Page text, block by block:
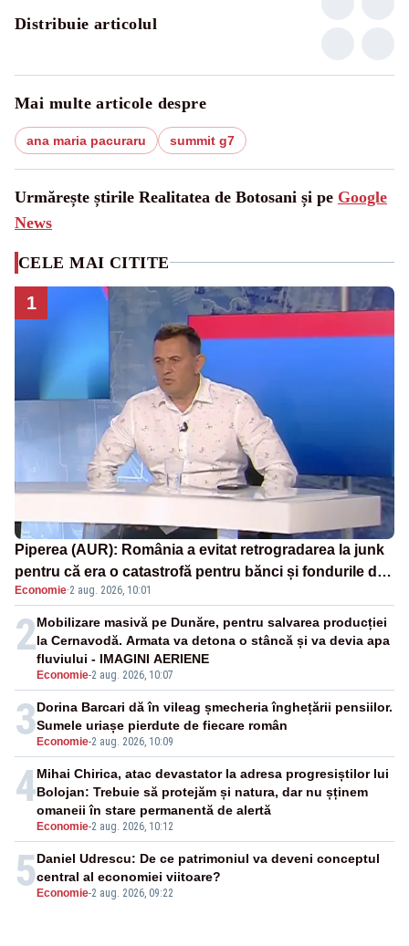
Distribuie articolul
Mai multe articole despre
ana maria pacuraru summit g7
Urmărește știrile Realitatea de Botosani și pe Google
News
CELE MAI CITITE
1
Piperea (AUR): România a evitat retrogradarea la junk
pentru că era o catastrofă pentru bănci și fondurile de
pensii
Economie·2 aug. 2026, 10:01
2
Economie-2 aug. 2026, 10:07
Mobilizare masivă pe Dunăre, pentru salvarea producției
la Cernavodă. Armata va detona o stâncă și va devia apa
fluviului - IMAGINI AERIENE
3 Economie-2 aug. 2026, 10:09
Dorina Barcari dă în vileag șmecheria înghețării pensiilor.
Sumele uriașe pierdute de fiecare român
4
Economie-2 aug. 2026, 10:12
Mihai Chirica, atac devastator la adresa progresiștilor lui
Bolojan: Trebuie să protejăm și natura, dar nu șținem
omaneii în stare permanentă de alertă
5 Economie-2 aug. 2026, 09:22
Daniel Udrescu: De ce patrimoniul va deveni conceptul
central al economiei viitoare?